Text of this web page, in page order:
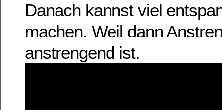
Danach kannst viel
machen. Weil dann
anstrengend ist.